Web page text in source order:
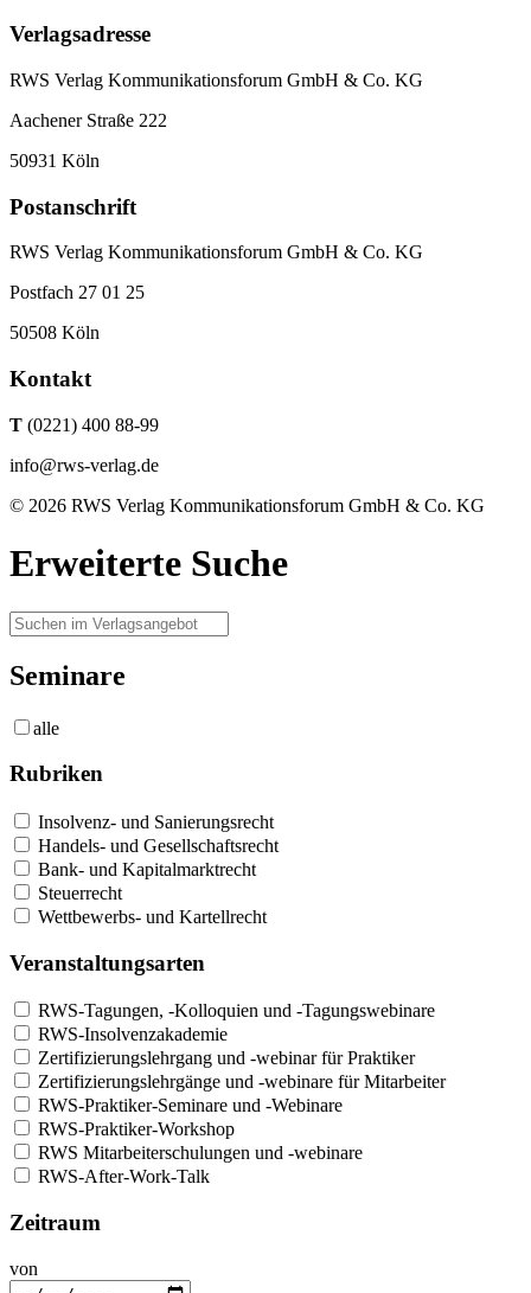
Verlagsadresse
RWS Verlag Kommunikationsforum GmbH & Co. KG
Aachener Straße 222
50931 Köln
Postanschrift
RWS Verlag Kommunikationsforum GmbH & Co. KG
Postfach 27 01 25
50508 Köln
Kontakt
T (0221) 400 88-99
info@rws-verlag.de
© 2026 RWS Verlag Kommunikationsforum GmbH & Co. KG
Erweiterte Suche
Seminare
alle
Rubriken
Insolvenz- und Sanierungsrecht
Handels- und Gesellschaftsrecht
Bank- und Kapitalmarktrecht
Steuerrecht
Wettbewerbs- und Kartellrecht
Veranstaltungsarten
RWS-Tagungen, -Kolloquien und -Tagungswebinare
RWS-Insolvenzakademie
Zertifizierungslehrgang und -webinar für Praktiker
Zertifizierungslehrgänge und -webinare für Mitarbeiter
RWS-Praktiker-Seminare und -Webinare
RWS-Praktiker-Workshop
RWS Mitarbeiterschulungen und -webinare
RWS-After-Work-Talk
Zeitraum
von